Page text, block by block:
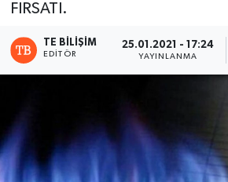
FIRSATI.
TE BILIŞIM
EDITÖR
25.01.2021 - 17:24
YAYINLANMA
Son Dakika Haberleri
Haber Arşivi